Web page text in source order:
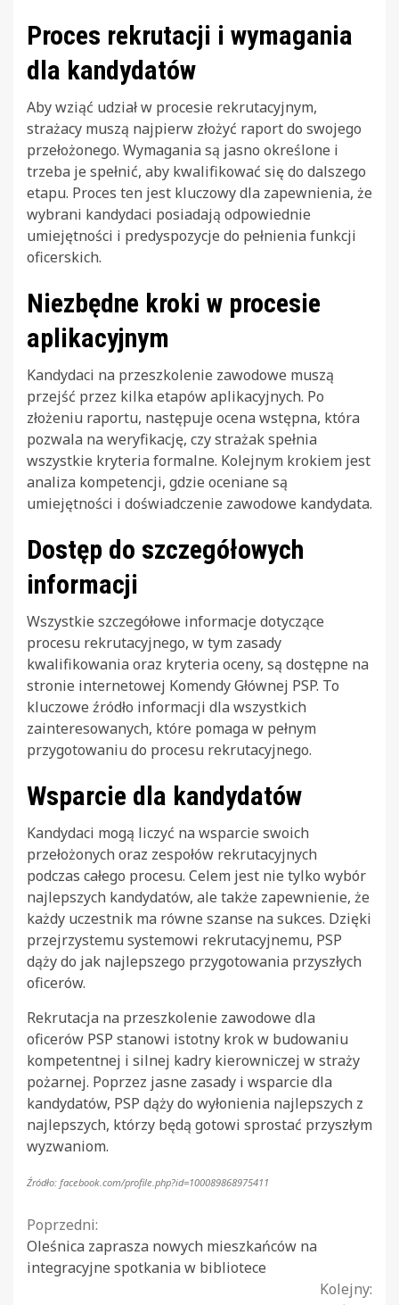
Proces rekrutacji i wymagania
dla kandydatów
Aby wziąć udział w procesie rekrutacyjnym,
strażacy muszą najpierw złożyć raport do swojego
przełożonego. Wymagania są jasno określone i
trzeba je spełnić, aby kwalifikować się do dalszego
etapu. Proces ten jest kluczowy dla zapewnienia, że
wybrani kandydaci posiadają odpowiednie
umiejętności i predyspozycje do pełnienia funkcji
oficerskich.
Niezbędne kroki w procesie
aplikacyjnym
Kandydaci na przeszkolenie zawodowe muszą
przejść przez kilka etapów aplikacyjnych. Po
złożeniu raportu, następuje ocena wstępna, która
pozwala na weryfikację, czy strażak spełnia
wszystkie kryteria formalne. Kolejnym krokiem jest
analiza kompetencji, gdzie oceniane są
umiejętności i doświadczenie zawodowe kandydata.
Dostęp do szczegółowych
informacji
Wszystkie szczegółowe informacje dotyczące
procesu rekrutacyjnego, w tym zasady
kwalifikowania oraz kryteria oceny, są dostępne na
stronie internetowej Komendy Głównej PSP. To
kluczowe źródło informacji dla wszystkich
zainteresowanych, które pomaga w pełnym
przygotowaniu do procesu rekrutacyjnego.
Wsparcie dla kandydatów
Kandydaci mogą liczyć na wsparcie swoich
przełożonych oraz zespołów rekrutacyjnych
podczas całego procesu. Celem jest nie tylko wybór
najlepszych kandydatów, ale także zapewnienie, że
każdy uczestnik ma równe szanse na sukces. Dzięki
przejrzystemu systemowi rekrutacyjnemu, PSP
dąży do jak najlepszego przygotowania przyszłych
oficerów.
Rekrutacja na przeszkolenie zawodowe dla
oficerów PSP stanowi istotny krok w budowaniu
kompetentnej i silnej kadry kierowniczej w straży
pożarnej. Poprzez jasne zasady i wsparcie dla
kandydatów, PSP dąży do wyłonienia najlepszych z
najlepszych, którzy będą gotowi sprostać przyszłym
wyzwaniom.
Źródło: facebook.com/profile.php?id=100089868975411
Continue
Reading
Poprzedni:
Oleśnica zaprasza nowych mieszkańców na
integracyjne spotkania w bibliotece
Kolejny: